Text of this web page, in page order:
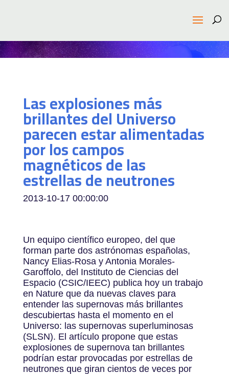
Las explosiones más
brillantes del Universo
parecen estar alimentadas
por los campos
magnéticos de las
estrellas de neutrones
2013-10-17 00:00:00
Un equipo científico europeo, del que
forman parte dos astrónomas españolas,
Nancy Elias-Rosa y Antonia Morales-
Garoffolo, del Instituto de Ciencias del
Espacio (CSIC/IEEC) publica hoy un trabajo
en Nature que da nuevas claves para
entender las supernovas más brillantes
descubiertas hasta el momento en el
Universo: las supernovas superluminosas
(SLSN). El artículo propone que estas
explosiones de supernova tan brillantes
podrían estar provocadas por estrellas de
neutrones que giran cientos de veces por